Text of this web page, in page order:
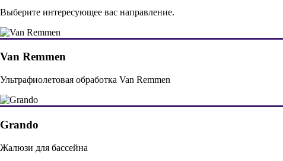
Выберите интересующее вас направление.
Van Remmen
Ультрафиолетовая обработка Van Remmen
Grando
Жалюзи для бассейна